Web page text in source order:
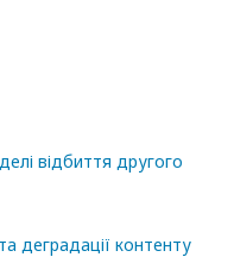
відбиття другого
деградації контенту